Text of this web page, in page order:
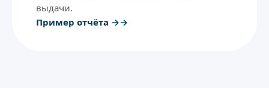
выдачи.
Пример отчёта →